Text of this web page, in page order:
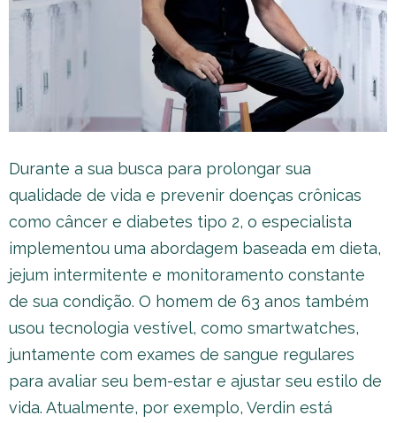
Durante a sua busca para prolongar sua
qualidade de vida e prevenir doenças crônicas
como câncer e diabetes tipo 2, o especialista
implementou uma abordagem baseada em dieta,
jejum intermitente e monitoramento constante
de sua condição. O homem de 63 anos também
usou tecnologia vestível, como smartwatches,
juntamente com exames de sangue regulares
para avaliar seu bem-estar e ajustar seu estilo de
vida. Atualmente, por exemplo, Verdin está